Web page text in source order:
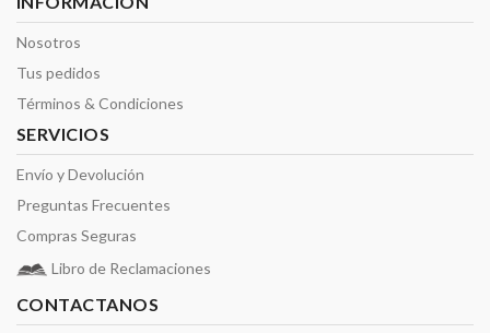
Nosotros
Tus pedidos
Términos & Condiciones
SERVICIOS
Envío y Devolución
Preguntas Frecuentes
Compras Seguras
Libro de Reclamaciones
CONTACTANOS